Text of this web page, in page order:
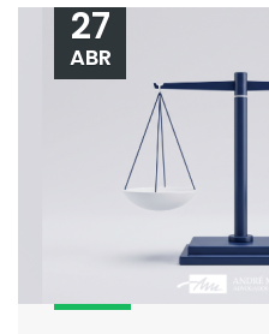
27
ABR